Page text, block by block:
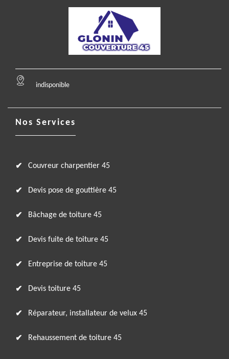
indisponible
Nos Services
Couvreur charpentier 45
Devis pose de gouttière 45
Bâchage de toiture 45
Devis fuite de toiture 45
Entreprise de toiture 45
Devis toiture 45
Réparateur, installateur de velux 45
Rehaussement de toiture 45